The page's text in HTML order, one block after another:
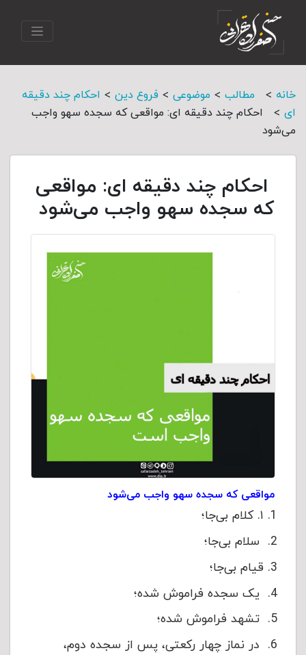
خانه > مطالب > موضوعی > فروع دین > احکام چند دقیقه
ای >
احکام چند دقیقه ای: مواقعی که سجده سهو واجب
می‌شود
احکام چند دقیقه ای: مواقعی
که سجده سهو واجب می‌شود
مواقعی که سجده سهو واجب می‌شود
۱. کلام بی‌جا؛
سلام بی‌جا؛
قیام بی‌جا؛
یک سجده فراموش‌ شده؛
تشهد فراموش شده؛
در نماز چهار رکعتى، پس از سجده‏ دوم،